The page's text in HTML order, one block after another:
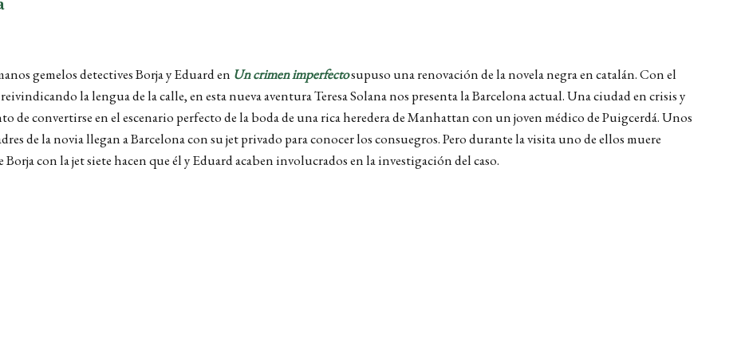
gemelos detectives Borja y Eduard en Un crimen imperfectosupuso una renovación de la novela negra en catalán. Con el
la lengua de la calle, en esta nueva aventura Teresa Solana nos presenta la Barcelona actual. Una ciudad en crisis y
de convertirse en el escenario perfecto de la boda de una rica heredera de Manhattan con un joven médico de Puigcerdá. Unos
de la novia llegan a Barcelona con su jet privado para conocer los consuegros. Pero durante la visita uno de ellos muere
Borja con la jet siete hacen que él y Eduard acaben involucrados en la investigación del caso.